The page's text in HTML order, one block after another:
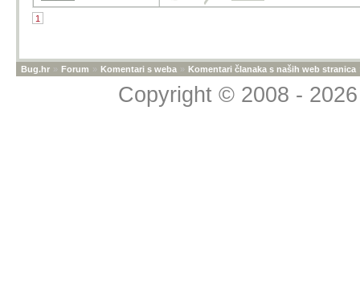
1
Bug.hr » Forum » Komentari s weba » Komentari članaka s naših web stranica
Copyright © 2008 -